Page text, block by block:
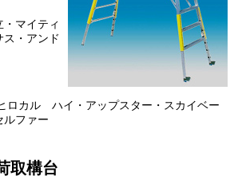
マイティ
・アンド
ロカル ハイ・アップスター・スカイベー
ルファー
取構台